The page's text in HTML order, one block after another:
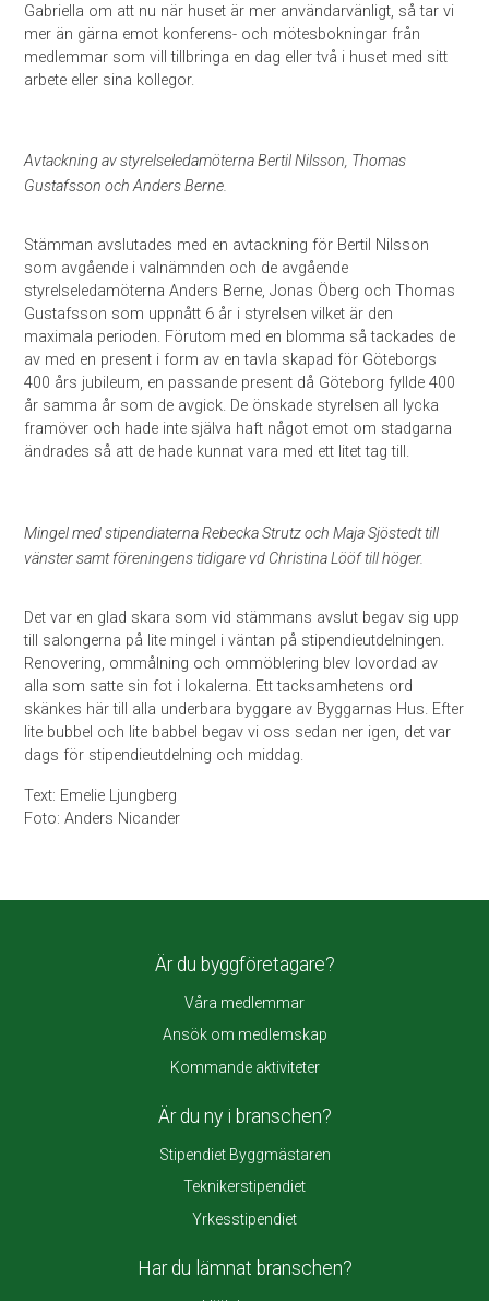
Gabriella om att nu när huset är mer användarvänligt, så tar vi
mer än gärna emot konferens- och mötesbokningar från
medlemmar som vill tillbringa en dag eller två i huset med sitt
arbete eller sina kollegor.
Avtackning av styrelseledamöterna Bertil Nilsson, Thomas
Gustafsson och Anders Berne.
Stämman avslutades med en avtackning för Bertil Nilsson
som avgående i valnämnden och de avgående
styrelseledamöterna Anders Berne, Jonas Öberg och Thomas
Gustafsson som uppnått 6 år i styrelsen vilket är den
maximala perioden. Förutom med en blomma så tackades de
av med en present i form av en tavla skapad för Göteborgs
400 års jubileum, en passande present då Göteborg fyllde 400
år samma år som de avgick. De önskade styrelsen all lycka
framöver och hade inte själva haft något emot om stadgarna
ändrades så att de hade kunnat vara med ett litet tag till.
Mingel med stipendiaterna Rebecka Strutz och Maja Sjöstedt till
vänster samt föreningens tidigare vd Christina Lööf till höger.
Det var en glad skara som vid stämmans avslut begav sig upp
till salongerna på lite mingel i väntan på stipendieutdelningen.
Renovering, ommålning och ommöblering blev lovordad av
alla som satte sin fot i lokalerna. Ett tacksamhetens ord
skänkes här till alla underbara byggare av Byggarnas Hus. Efter
lite bubbel och lite babbel begav vi oss sedan ner igen, det var
dags för stipendieutdelning och middag.
Text: Emelie Ljungberg
Foto: Anders Nicander
Är du byggföretagare?
Våra medlemmar
Ansök om medlemskap
Kommande aktiviteter
Är du ny i branschen?
Stipendiet Byggmästaren
Teknikerstipendiet
Yrkesstipendiet
Har du lämnat branschen?